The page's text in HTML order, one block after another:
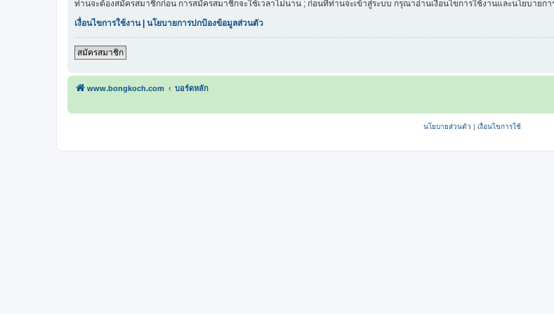
ท่านจะต้องสมัครสมาชิกก่อน การสมัครสมาชิกจะใช้เวลาไม่นาน ; ก่อนที่ท่านจะเข้าสู่ระบบ กรุณาอ่านเงื่อนไขการใช้งานและนโยบาย
เงื่อนไขการใช้งาน| นโยบายการปกป้องข้อมูลส่วนตัว
สมัครสมาชิก
www.bongkoch.com บอร์ดหลัก
นโยบายส่วนตัว | เงื่อนไขการใช้